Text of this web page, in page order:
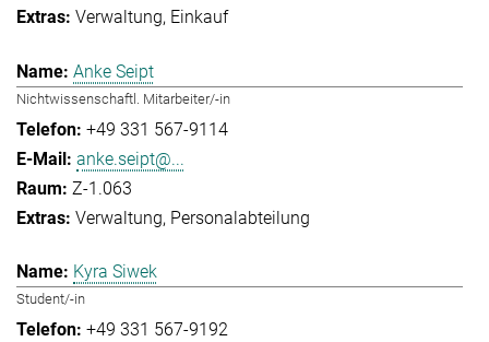
Verwaltung Einkauf
Anke Seipt
Nichtwissenschaftl. Mitarbeiter/-in
+49 331 567-9114
anke.seipt@...
Z-1.063
Verwaltung Personalabteilung
Kyra Siwek
Student/-in
+49 331 567-9192